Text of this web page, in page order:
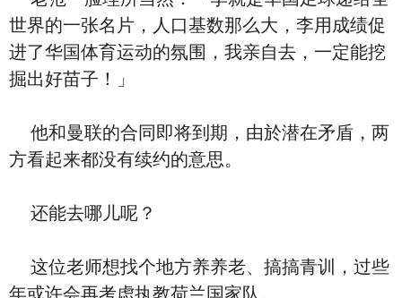
世界的一张名片，人口基数那么大，李用成绩促
进了华国体育运动的氛围，我亲自去，一定能挖
掘出好苗子！」
他和曼联的合同即将到期，由於潜在矛盾，两
方看起来都没有续约的意思。
还能去哪儿呢？
这位老师想找个地方养养老、搞搞青训，过些
年或许会再考虑执教荷兰国家队。